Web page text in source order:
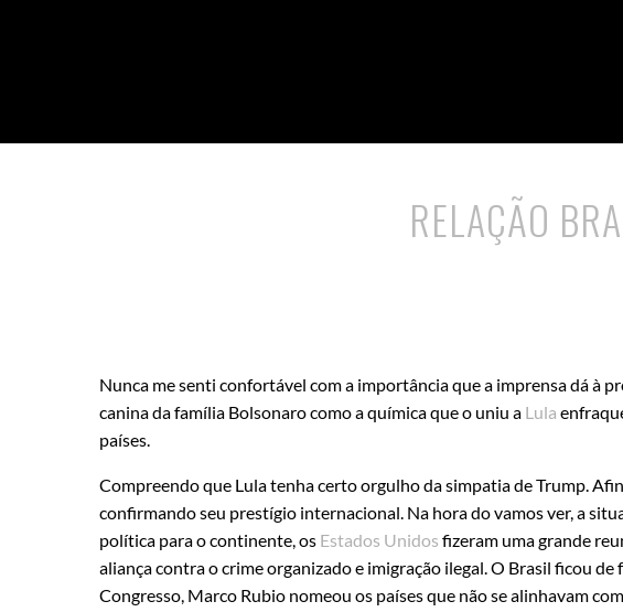
RELAÇÃO
Nunca me senti confortável com a importância que a imprensa dá à
canina da família Bolsonaro como a química que o uniu a Lula
países.
Compreendo que Lula tenha certo orgulho da simpatia de Trump.
confirmando seu prestígio internacional. Na hora do vamos ver, a
política para o continente, os Estados Unidos fizeram uma grande
aliança contra o crime organizado e imigração ilegal. O Brasil ficou
Congresso, Marco Rubio nomeou os países que não se alinhavam